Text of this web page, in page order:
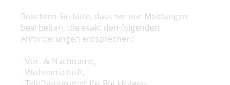
Beachten Sie bitte, dass wir nur Meldungen
bearbeiten, die exakt den folgenden
Anforderungen entsprechen:
- Vor- & Nachname,
- Wohnanschrift,